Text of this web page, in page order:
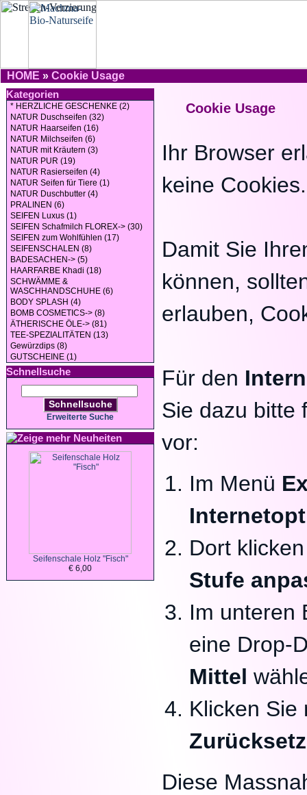
HOME » Cookie Usage
Kategorien
* HERZLICHE GESCHENKE (2)
NATUR Duschseifen (32)
NATUR Haarseifen (16)
NATUR Milchseifen (6)
NATUR mit Kräutern (3)
NATUR PUR (19)
NATUR Rasierseifen (4)
NATUR Seifen für Tiere (1)
NATUR Duschbutter (4)
PRALINEN (6)
SEIFEN Luxus (1)
SEIFEN Schafmilch FLOREX-> (30)
SEIFEN zum Wohlfühlen (17)
SEIFENSCHALEN (8)
BADESACHEN-> (5)
HAARFARBE Khadi (18)
SCHWÄMME &
WASCHHANDSCHUHE (6)
BODY SPLASH (4)
BOMB COSMETICS-> (8)
ÄTHERISCHE ÖLE-> (81)
TEE-SPEZIALITÄTEN (13)
Gewürzdips (8)
GUTSCHEINE (1)
Schnellsuche
Schnellsuche
Erweiterte Suche
Neuheiten
Seifenschale Holz "Fisch"
€ 6,00
Cookie Usage
Ihr Browser
keine Cookies.
Damit Sie
können,
erlauben,
Für den
Sie dazu bitte
vor:
Im Menü
Dort
Stufe
Im unteren
eine Drop-
Mittel
Klicken Sie
Diese